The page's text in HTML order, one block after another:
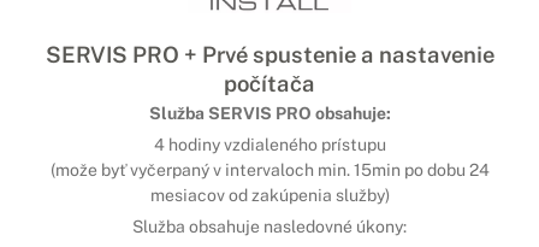
SERVIS PRO + Prvé spustenie a nastavenie
počítača
Služba SERVIS PRO obsahuje:
4 hodiny vzdialeného prístupu
(može byť vyčerpaný v intervaloch min. 15min po dobu 24
mesiacov od zakúpenia služby)
Služba obsahuje nasledovné úkony: